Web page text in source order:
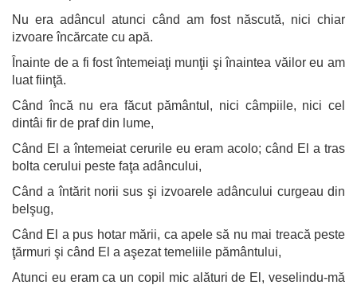
Nu era adâncul atunci când am fost născută, nici chiar
izvoare încărcate cu apă.
Înainte de a fi fost întemeiaţi munţii şi înaintea văilor eu am
luat fiinţă.
Când încă nu era făcut pământul, nici câmpiile, nici cel
dintâi fir de praf din lume,
Când El a întemeiat cerurile eu eram acolo; când El a tras
bolta cerului peste faţa adâncului,
Când a întărit norii sus şi izvoarele adâncului curgeau din
belşug,
Când El a pus hotar mării, ca apele să nu mai treacă peste
ţărmuri şi când El a aşezat temeliile pământului,
Atunci eu eram ca un copil mic alături de El, veselindu-mă